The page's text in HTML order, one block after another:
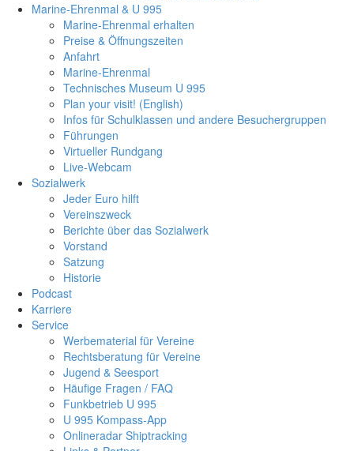
Marine-Ehrenmal & U 995
Marine-Ehrenmal erhalten
Preise & Öffnungszeiten
Anfahrt
Marine-Ehrenmal
Technisches Museum U 995
Plan your visit! (English)
Infos für Schulklassen und andere Besuchergruppen
Führungen
Virtueller Rundgang
Live-Webcam
Sozialwerk
Jeder Euro hilft
Vereinszweck
Berichte über das Sozialwerk
Vorstand
Satzung
Historie
Podcast
Karriere
Service
Werbematerial für Vereine
Rechtsberatung für Vereine
Jugend & Seesport
Häufige Fragen / FAQ
Funkbetrieb U 995
U 995 Kompass-App
Onlineradar Shiptracking